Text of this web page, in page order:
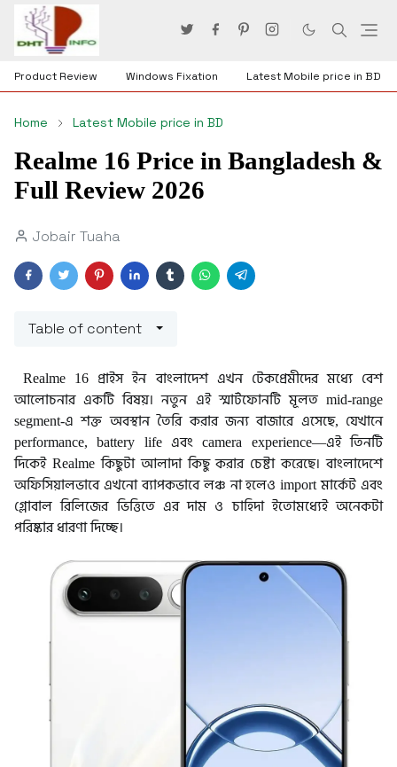
Product Review Windows Fixation Latest Mobile price in BD
Home Latest Mobile price in BD
Realme 16 Price in Bangladesh &
Full Review 2026
Jobair Tuaha
Table of content
Realme 16 প্রাইস ইন বাংলাদেশ এখন টেকপ্রেমীদের মধ্যে বেশ
আলোচনার একটি বিষয়। নতুন এই স্মার্টফোনটি মূলত mid-range
segment-এ শক্ত অবস্থান তৈরি করার জন্য বাজারে এসেছে, যেখানে
performance, battery life এবং camera experience—এই তিনটি
দিকেই Realme কিছুটা আলাদা কিছু করার চেষ্টা করেছে। বাংলাদেশে
অফিসিয়ালভাবে এখনো ব্যাপকভাবে লঞ্চ না হলেও import মার্কেট এবং
গ্লোবাল রিলিজের ভিত্তিতে এর দাম ও চাহিদা ইতোমধ্যেই অনেকটা
পরিষ্কার ধারণা দিচ্ছে।